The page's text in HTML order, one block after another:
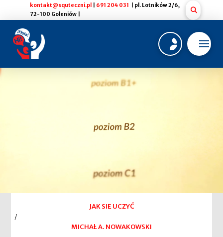
kontakt@squteczni.pl 691 204 031
| pl. Lotników 2/6,
72-100 Goleniów |
JAK SIE UCZYĆ
/
MICHAŁ A. NOWAKOWSKI